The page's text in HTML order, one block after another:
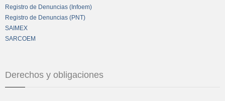
Registro de Denuncias (Infoem)
Registro de Denuncias (PNT)
SAIMEX
SARCOEM
Derechos y obligaciones